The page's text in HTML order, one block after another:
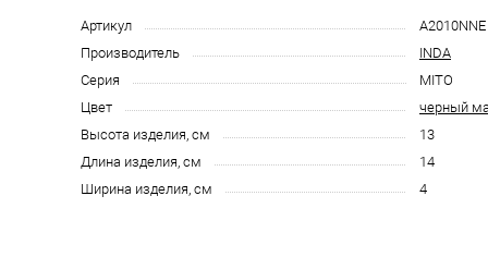
Артикул
Производитель
INDA
Серия
MITO
Цвет
черный
Высота изделия, см
13
Длина изделия, см
14
Ширина изделия, см
4